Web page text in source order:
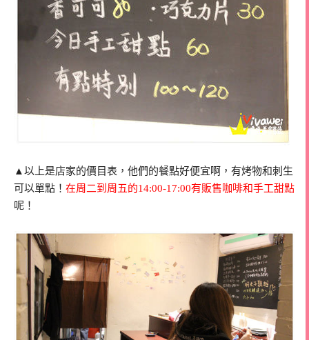
▲以上是店家的價目表，他們的餐點好便宜啊，有烤物和刺生
可以單點！ 在周二到周五的14:00-17:00有販售咖啡和手工甜點
呢！